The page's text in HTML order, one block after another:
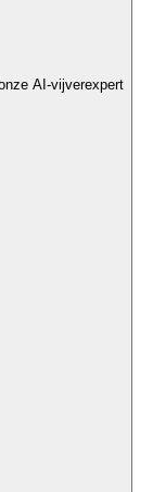
AI-vijverexpert